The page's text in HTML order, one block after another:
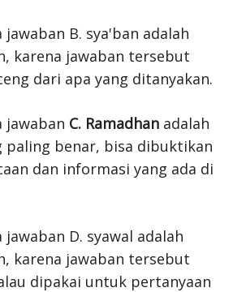
B. sya'ban adalah
karena jawaban tersebut
dari apa yang ditanyakan.
jawaban C. Ramadhan adalah
paling benar, bisa dibuktikan
dan informasi yang ada di
D. syawal adalah
karena jawaban tersebut
dipakai untuk pertanyaan